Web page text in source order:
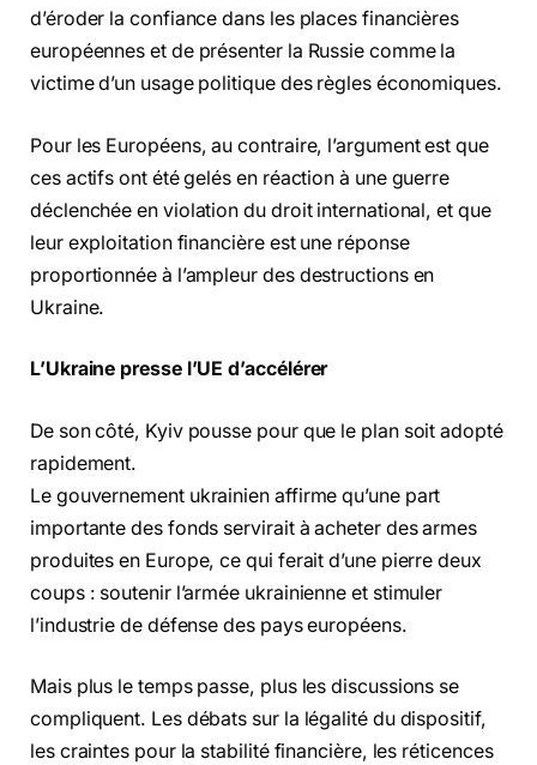
d’éroder la confiance dans les places financières
européennes et de présenter la Russie comme la
victime d’un usage politique des règles économiques.
Pour les Européens, au contraire, l’argument est que
ces actifs ont été gelés en réaction à une guerre
déclenchée en violation du droit international, et que
leur exploitation financière est une réponse
proportionnée à l’ampleur des destructions en
Ukraine.
L’Ukraine presse l’UE d’accélérer
De son côté, Kyiv pousse pour que le plan soit adopté
rapidement.
Le gouvernement ukrainien affirme qu’une part
importante des fonds servirait à acheter des armes
produites en Europe, ce qui ferait d’une pierre deux
coups : soutenir l’armée ukrainienne et stimuler
l’industrie de défense des pays européens.
Mais plus le temps passe, plus les discussions se
compliquent. Les débats sur la légalité du dispositif,
les craintes pour la stabilité financière, les réticences